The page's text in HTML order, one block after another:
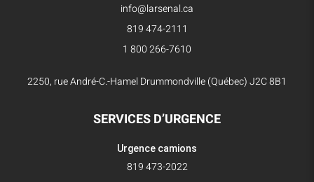
info@larsenal.ca
819 474-2111
1 800 266-7610
2250, rue André-C.-Hamel Drummondville (Québec) J2C 8B1
SERVICES D’URGENCE
Urgence camions
819 473-2022